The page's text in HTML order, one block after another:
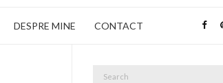
DESPRE MINE CONTACT